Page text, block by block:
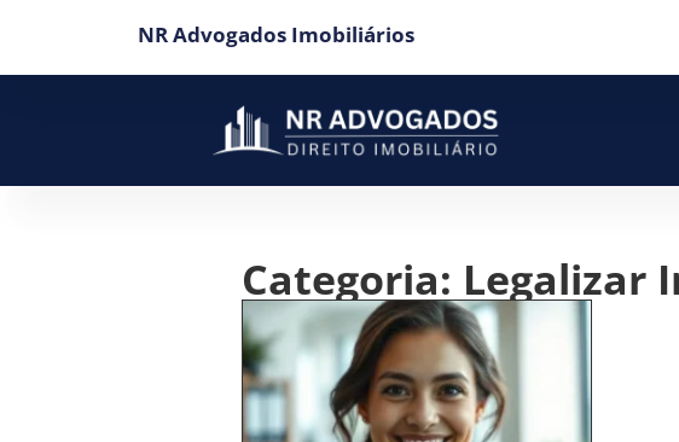
NR Advogados Imobiliários
Categoria: Legalizar